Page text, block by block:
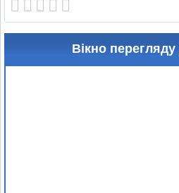
Вікно